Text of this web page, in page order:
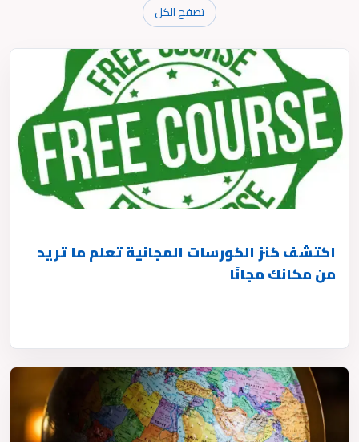
تصفح الكل
اكتشف كنز الكورسات المجانية تعلم ما تريد
من مكانك مجانًا